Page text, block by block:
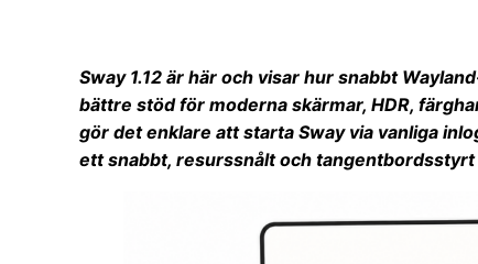
Sway 1.12 är här och visar hur snabbt
bättre stöd för moderna skärmar, HDR,
gör det enklare att starta Sway via vanliga
ett snabbt, resurssnålt och